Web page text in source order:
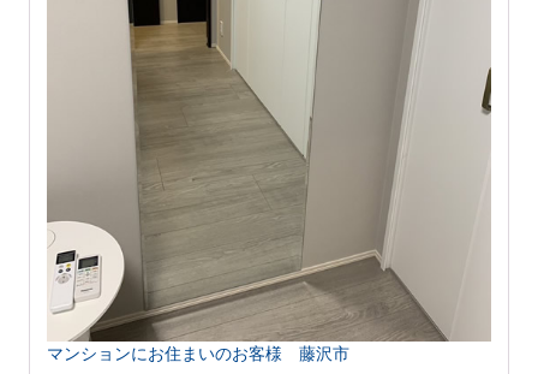
マンションにお住まいのお客様 藤沢市